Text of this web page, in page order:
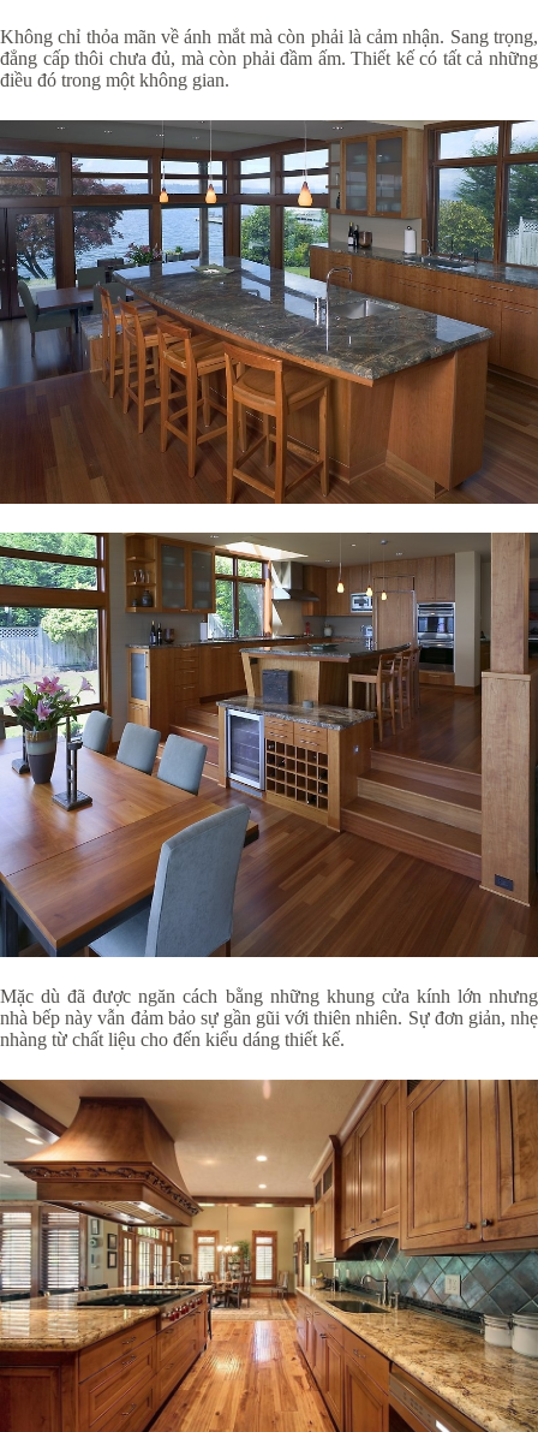
Không chỉ thỏa mãn về ánh mắt mà còn phải là cảm nhận. Sang trọng,
đẳng cấp thôi chưa đủ, mà còn phải đầm ấm. Thiết kế có tất cả những
điều đó trong một không gian.
Mặc dù đã được ngăn cách bằng những khung cửa kính lớn nhưng
nhà bếp này vẫn đảm bảo sự gần gũi với thiên nhiên. Sự đơn giản, nhẹ
nhàng từ chất liệu cho đến kiểu dáng thiết kế.